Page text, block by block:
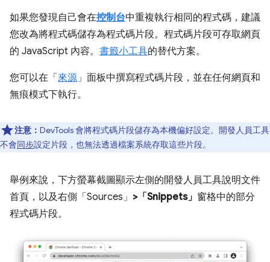
如果您發現自己會在控制台中重複執行相同的程式碼，建議
您改為將程式碼儲存為程式碼片段。程式碼片段可存取網頁
的 JavaScript 內容。 書籤小工具的替代方案。
您可以在「 來源」 面板中撰寫程式碼片段，並在任何網頁和
無痕模式下執行。
注意： DevTools 會將程式碼片段儲存為本機偏好設定。開發人員工具
不會同步設定片段，也無法透過檔案系統存取這些片段。
舉例來說，下方螢幕截圖顯示左側的開發人員工具說明文件
首頁，以及右側「Sources」 >「Snippets」 窗格中的部分
程式碼片段。